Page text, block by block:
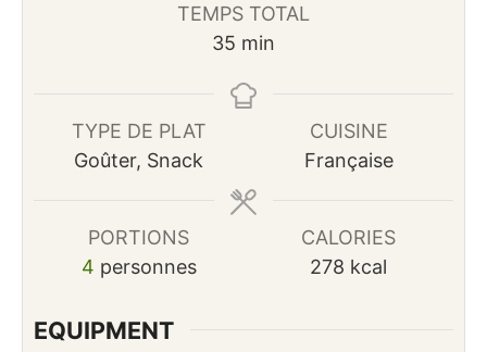
TEMPS TOTAL
35 minutes
min
TYPE DE PLAT
Goûter, Snack
CUISINE
Française
PORTIONS
4 personnes
CALORIES
278 kcal
EQUIPMENT